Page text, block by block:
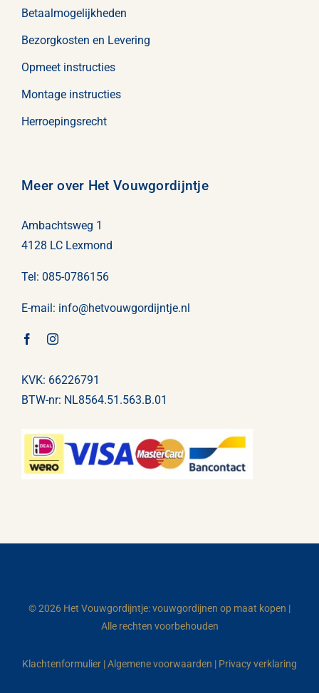
Betaalmogelijkheden
Bezorgkosten en Levering
Opmeet instructies
Montage instructies
Herroepingsrecht
Meer over Het Vouwgordijntje
Ambachtsweg 1
4128 LC Lexmond
Tel: 085-0786156
E-mail: info@hetvouwgordijntje.nl
KVK: 66226791
BTW-nr: NL8564.51.563.B.01
© 2026 Het Vouwgordijntje: vouwgordijnen op maat kopen |
Alle rechten voorbehouden
Klachtenformulier |Algemene voorwaarden | Privacy verklaring